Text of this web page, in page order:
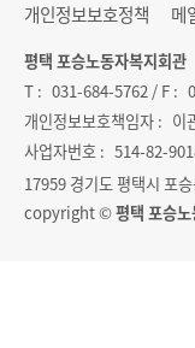
개인정보보호정책 메
평택 포승노동자복지회관
T : 031-684-5762 / F :
개인정보보호책임자 : 이
사업자번호 : 514-82-
17959 경기도 평택시 포
copyright ©평택 포승